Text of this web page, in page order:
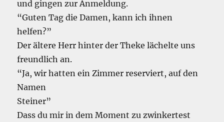
und gingen zur Anmeldung.
“Guten Tag die Damen, kann ich ihnen
helfen?”
Der ältere Herr hinter der Theke lächelte uns
freundlich an.
“Ja, wir hatten ein Zimmer reserviert, auf den
Namen
Steiner”
Dass du mir in dem Moment zu zwinkertest